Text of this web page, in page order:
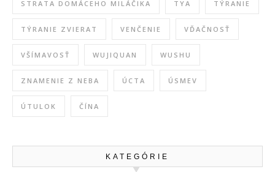
STRATA DOMÁCEHO MILÁČIKA TYA TÝRANIE
TÝRANIE ZVIERAT VENČENIE VĎAČNOSŤ
VŠÍMAVOSŤ WUJIQUAN WUSHU
ZNAMENIE Z NEBA ÚCTA ÚSMEV
ÚTULOK ČÍNA
KATEGÓRIE